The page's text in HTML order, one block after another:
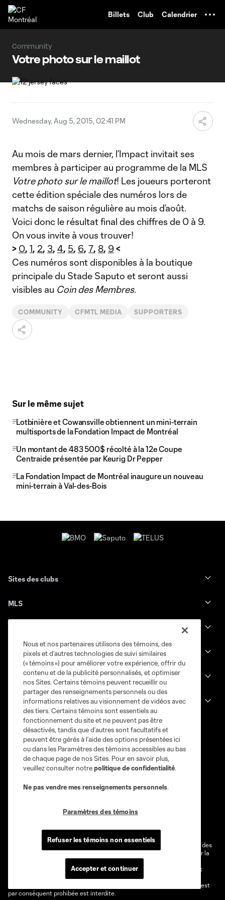
Billets Club Calendrier
Community
Votre photo sur le maillot
Wednesday, Aug 5, 2015, 02:41 PM
Au mois de mars dernier, l’Impact invitait ses
membres à participer au programme de la MLS
Votre photo sur le maillot! Les joueurs porteront
cette édition spéciale des numéros lors de
matchs de saison régulière au mois d’août.
Voici donc le résultat final des chiffres de 0 à 9.
On vous invite à vous trouver!
> 0, 1, 2, 3, 4, 5, 6, 7, 8, 9<
Ces numéros sont disponibles à la boutique
principale du Stade Saputo et seront aussi
visibles au Coin des Membres.
COMMUNITY CFMTL MEDIA SUPPORTERS
Sur le même sujet
Lotbinière et Cowansville obtiennent un mini-terrain
multisports de la Fondation Impact de Montréal
Un montant de 483 500$ récolté à la 12e Coupe
Centraide présentée par Keurig Dr Pepper
La Fondation Impact de Montréal inaugure un nouveau
mini-terrain à Val-des-Bois
Sites des clubs
MLS
News
Club
Legal
Conditions d'utilisation
Politique de confidentialité
Paramètres des témoins
@2026 MLS. Le nom et l'écusson Major League Soccer et MLS sont des
marques déposées de Major League Soccer, LLC (“MLS”) protégés par la
loi. Les noms et les logos des différentes équipes de MLS sont des
marques déposées ou des marques de droit commun de MLS ou sont
utilisées avec l’autorisation ou l'accord tacite préalable de leurs
propriétaires. Toute l’utilisation de leurs noms et logos non-autorisée est
par conséquent prohibée est interdite.
Nous et nos partenaires utilisons des témoins, des
pixels et d’autres technologies de suivi similaires
(« témoins ») pour améliorer votre expérience, offrir du
contenu et de la publicité personnalisés, et optimiser
nos Sites. Certains témoins peuvent recueillir ou
partager des renseignements personnels ou des
informations relatives au visionnement de vidéos avec
des tiers. Certains témoins sont essentiels au
fonctionnement du site et ne peuvent pas être
désactivés, tandis que d’autres sont facultatifs et
peuvent être gérés à l’aide des options présentées ici
ou dans les Paramètres des témoins accessibles au bas
de chaque page de nos Sites. Pour en savoir plus,
veuillez consulter notrepolitique de confidentialité.
Ne pas vendre mes renseignements personnels.
Paramètres des témoins
Refuser les témoins non essentiels
Accepter et continuer